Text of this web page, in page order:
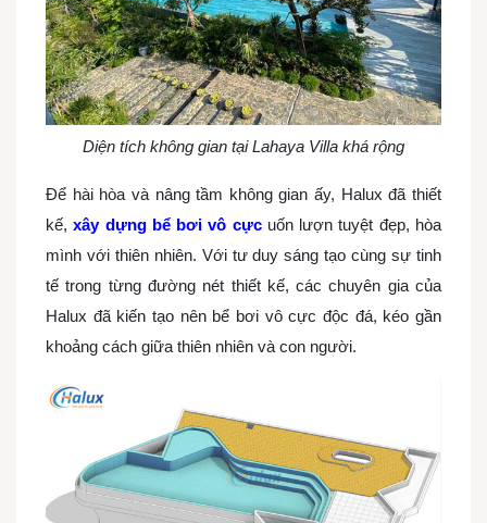
Diện tích không gian tại Lahaya Villa khá rộng
Để hài hòa và nâng tầm không gian ấy, Halux đã thiết
kế,xây dựng bể bơi vô cựcuốn lượn tuyệt đẹp, hòa
mình với thiên nhiên. Với tư duy sáng tạo cùng sự tinh
tế trong từng đường nét thiết kế, các chuyên gia của
Halux đã kiến tạo nên bể bơi vô cực độc đá, kéo gần
khoảng cách giữa thiên nhiên và con người.